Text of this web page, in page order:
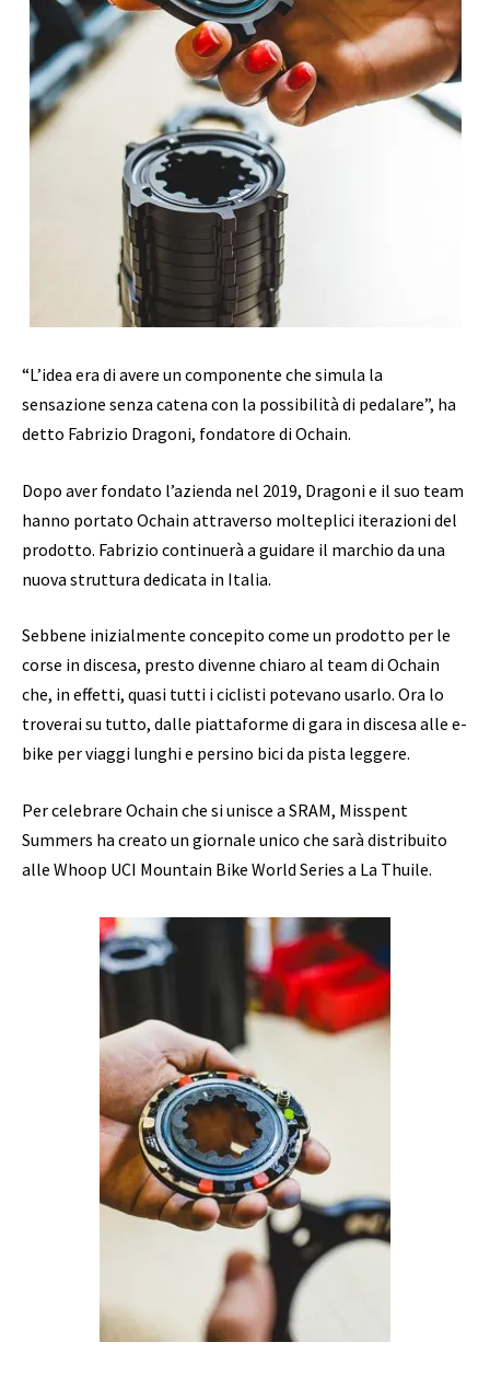
“L’idea era di avere un componente che simula la
sensazione senza catena con la possibilità di pedalare”, ha
detto Fabrizio Dragoni, fondatore di Ochain.
Dopo aver fondato l’azienda nel 2019, Dragoni e il suo team
hanno portato Ochain attraverso molteplici iterazioni del
prodotto. Fabrizio continuerà a guidare il marchio da una
nuova struttura dedicata in Italia.
Sebbene inizialmente concepito come un prodotto per le
corse in discesa, presto divenne chiaro al team di Ochain
che, in effetti, quasi tutti i ciclisti potevano usarlo. Ora lo
troverai su tutto, dalle piattaforme di gara in discesa alle e-
bike per viaggi lunghi e persino bici da pista leggere.
Per celebrare Ochain che si unisce a SRAM, Misspent
Summers ha creato un giornale unico che sarà distribuito
alle Whoop UCI Mountain Bike World Series a La Thuile.